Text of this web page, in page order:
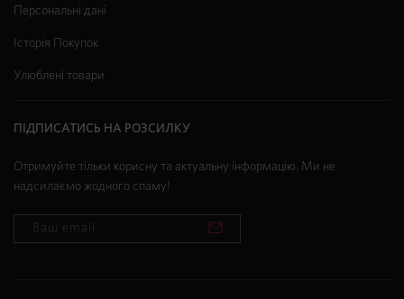
Персональні дані
Історія Покупок
Улюблені товари
ПІДПИСАТИСЬ НА РОЗСИЛКУ
Отримуйте тільки корисну та актуальну інформацію. Ми не
надсилаємо жодного спаму!